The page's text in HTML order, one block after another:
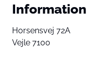
Information
Horsensvej 72A
Vejle 7100